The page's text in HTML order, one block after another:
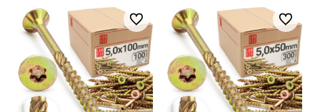
Zu Favoriten Zu